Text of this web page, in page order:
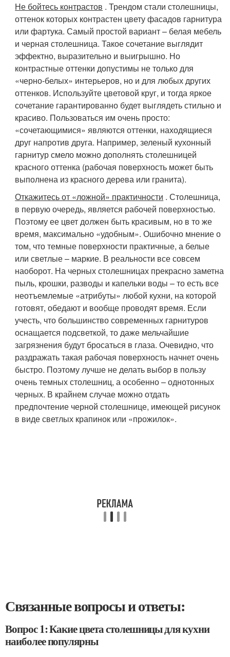
Не бойтесь контрастов . Трендом стали столешницы,
оттенок которых контрастен цвету фасадов гарнитура
или фартука. Самый простой вариант – белая мебель
и черная столешница. Такое сочетание выглядит
эффектно, выразительно и выигрышно. Но
контрастные оттенки допустимы не только для
«черно-белых» интерьеров, но и для любых других
оттенков. Используйте цветовой круг, и тогда яркое
сочетание гарантированно будет выглядеть стильно и
красиво. Пользоваться им очень просто:
«сочетающимися» являются оттенки, находящиеся
друг напротив друга. Например, зеленый кухонный
гарнитур смело можно дополнять столешницей
красного оттенка (рабочая поверхность может быть
выполнена из красного дерева или гранита).
Откажитесь от «ложной» практичности . Столешница,
в первую очередь, является рабочей поверхностью.
Поэтому ее цвет должен быть красивым, но в то же
время, максимально «удобным». Ошибочно мнение о
том, что темные поверхности практичные, а белые
или светлые – маркие. В реальности все совсем
наоборот. На черных столешницах прекрасно заметна
пыль, крошки, разводы и капельки воды – то есть все
неотъемлемые «атрибуты» любой кухни, на которой
готовят, обедают и вообще проводят время. Если
учесть, что большинство современных гарнитуров
оснащается подсветкой, то даже мельчайшие
загрязнения будут бросаться в глаза. Очевидно, что
раздражать такая рабочая поверхность начнет очень
быстро. Поэтому лучше не делать выбор в пользу
очень темных столешниц, а особенно – однотонных
черных. В крайнем случае можно отдать
предпочтение черной столешнице, имеющей рисунок
в виде светлых крапинок или «прожилок».
Связанные вопросы и ответы:
Вопрос 1: Какие цвета столешницы для кухни
наиболее популярны